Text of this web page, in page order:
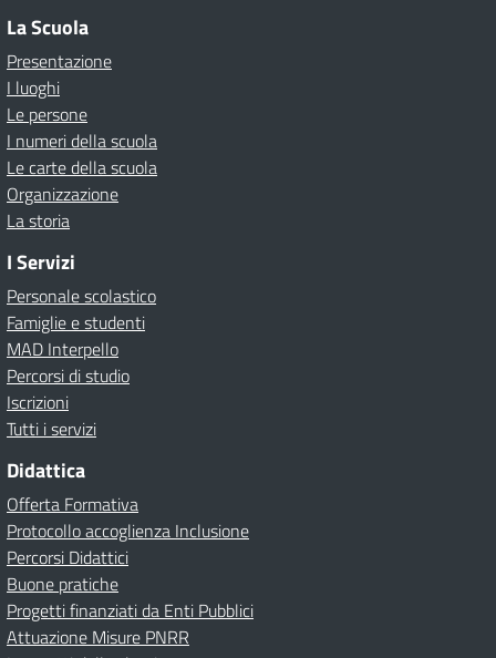
La Scuola
Presentazione
I luoghi
Le persone
I numeri della scuola
Le carte della scuola
Organizzazione
La storia
I Servizi
Personale scolastico
Famiglie e studenti
MAD Interpello
Percorsi di studio
Iscrizioni
Tutti i servizi
Didattica
Offerta Formativa
Protocollo accoglienza Inclusione
Percorsi Didattici
Buone pratiche
Progetti finanziati da Enti Pubblici
Attuazione Misure PNRR